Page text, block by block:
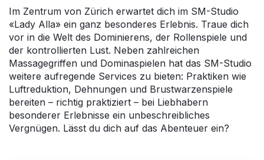
Im Zentrum von Zürich erwartet dich im SM-Studio
«Lady Alla» ein ganz besonderes Erlebnis. Traue dich
vor in die Welt des Dominierens, der Rollenspiele und
der kontrollierten Lust. Neben zahlreichen
Massagegriffen und Dominaspielen hat das SM-Studio
weitere aufregende Services zu bieten: Praktiken wie
Luftreduktion, Dehnungen und Brustwarzenspiele
bereiten – richtig praktiziert – bei Liebhabern
besonderer Erlebnisse ein unbeschreibliches
Vergnügen. Lässt du dich auf das Abenteuer ein?